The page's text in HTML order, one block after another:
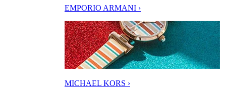
EMPORIO ARMANI ›
MICHAEL KORS ›